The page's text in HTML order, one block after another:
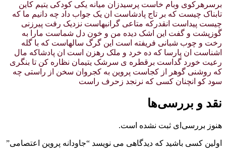
برسرهرکوی وبام خاست پرسیدزان میانه یکی کودکی یتیم کاین
تابناک چیست که بر تاج پادشاست ان یک جواب داد چه دانیم ما که
چیست پیداست انقدرکه متاعی گرانبهاست نزدیک رفت پیرزنی
گوزپشت و گفت این اشک دیده من و خون دل شماست مارا به
رخت و چوب شبانی فریفته است این گرگ سالهاست که با گله
اشناست ان پارسا که ده خرد و ملک رهزن است ان پادشاکه مال
رعیت خورد گداست برقطره ی سرشک یتیمان نظاره کن تا بنگری
که روشنی گوهر از کجاست پروین به کجروان سخن از راستی چه
سود کو انچنان کسی که نرنجد زحرف راست
نقد و بررسی‌ها
هنوز بررسی‌ای ثبت نشده است.
اولین کسی باشید که دیدگاهی می نویسد “جاودانه پروین اعتصامی”